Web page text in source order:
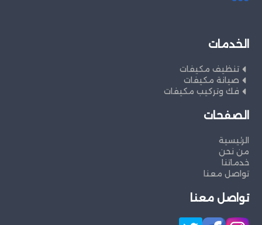
الخدمات
تنظيف مكيفات
صيانة مكيفات
فك وتركيب مكيفات
الصفحات
الرئيسية
من نحن
خدماتنا
تواصل معنا
تواصل معنا